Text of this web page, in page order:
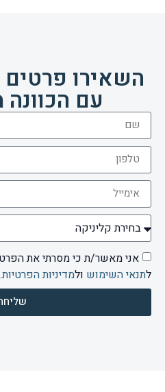
השאירו פרטים
עם
אני מאשר/ת כי מסרתי את
לתנאי השימוש ולמדיניות הפרטיות.